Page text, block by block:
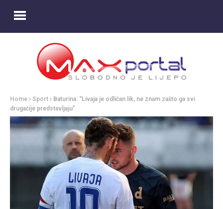
Home Sport
Baturina: “Livaja je odličan lik, ne znam zašto ga svi
drugačije predstavljaju”